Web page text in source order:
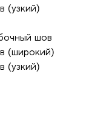
(узкий)
шов
(широкий)
(узкий)